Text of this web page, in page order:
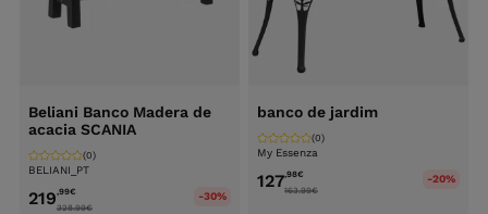
Beliani Banco Madera de
acacia SCANIA
BELIANI_PT
(0)
219,99€
328.99€
-30%
banco de jardim
My Essenza
(0)
127,98€
163.99€
-20%